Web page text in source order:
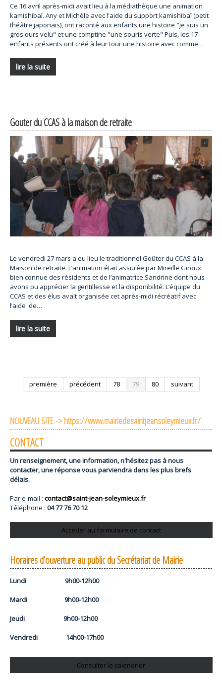
Ce 16 avril après-midi avait lieu à la médiathèque une animation
kamishibaï. Any et Michèle avec l'aide du support kamishibaï (petit
théâtre japonais), ont raconté aux enfants une histoire "je suis un
gros ours velu" et une comptine "une souris verte" Puis, les 17
enfants présents ont créé à leur tour une histoire avec comme…
lire la suite
Gouter du CCAS à la maison de retraite
Le vendredi 27 mars a eu lieu le traditionnel Goûter du CCAS à la
Maison de retraite. L’animation était assurée par Mireille Giroux
bien connue des résidents et de l’animatrice Sandrine dont nous
avons pu apprécier la gentillesse et la disponibilité. L’équipe du
CCAS et des élus avait organisée cet après-midi récréatif avec
l’aide de…
lire la suite
première précédent 78 79 80 suivant
NOUVEAU SITE -> https://www.mairiedesaintjeansoleymieux.fr/
CONTACT
Un renseignement, une information, n'hésitez pas à nous
contacter, une réponse vous parviendra dans les plus brefs
délais.
Par e-mail : contact@saint-jean-soleymieux.fr
Téléphone : 04 77 76 70 12
Accéder au formulaire de contact
Horaires d’ouverture au public du Secrétariat de Mairie
Lundi 9h00-12h00
Mardi 9h00-12h00
Jeudi 9h00-12h00
Vendredi 14h00-17h00
Consulter le calendrier